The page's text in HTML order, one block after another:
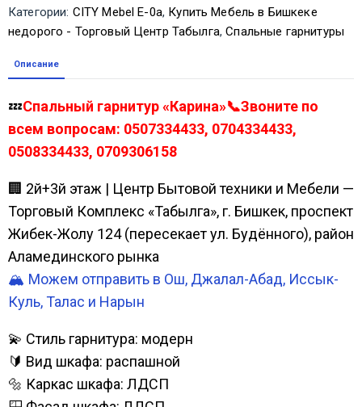
Категории: CITY Mebel Е-0а, Купить Мебель в Бишкеке
недорого - Торговый Центр Табылга,Спальные гарнитуры
Описание
💤Спальный гарнитур «Карина»📞Звоните по
всем вопросам: 0507334433, 0704334433,
0508334433, 0709306158
🏢 2й+3й этаж | Центр Бытовой техники и Мебели —
Торговый Комплекс «Табылга», г. Бишкек, проспект
Жибек-Жолу 124 (пересекает ул. Будённого), район
Аламединского рынка
🏔️ Можем отправить в Ош, Джалал-Абад, Иссык-
Куль, Талас и Нарын
💫 Стиль гарнитура: модерн
🔰 Вид шкафа: распашной
🔩 Каркас шкафа: ЛДСП